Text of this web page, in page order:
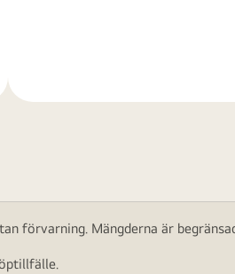
förvarning. Mängderna är